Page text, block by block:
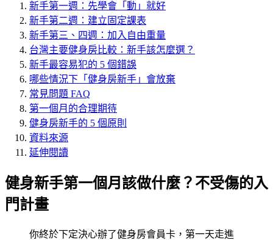
新手第一週：先學會「動」就好
新手第二週：建立固定課表
新手第三、四週：加入自由重量
台灣主要健身房比較：新手該怎麼選？
新手最容易犯的 5 個錯誤
哪些情況下「健身房新手」會放棄
常見問題 FAQ
第一個月的合理期待
健身房新手的 5 個原則
資料來源
延伸閱讀
健身新手第一個月該做什麼？不受傷的入
門計畫
你終於下定決心辦了健身房會員卡，第一天走進